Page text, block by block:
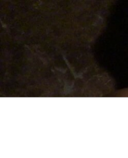
contenido